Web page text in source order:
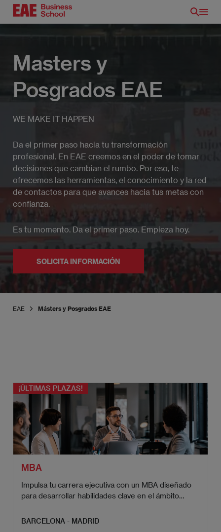
Pasar
ES
Masters y
Posgrados EAE
WE MAKE IT HAPPEN
Da el primer paso hacia tu transformación
profesional. En EAE creemos en el poder de tomar
decisiones que cambian el rumbo. Por eso, te
ofrecemos las herramientas, el conocimiento y la red
de contactos para que avances hacia tus metas con
confianza.
Es tu momento. Da el primer paso. Empieza hoy.
SOLICITA INFORMACIÓN
EAE Másters y Posgrados EAE
¡ÚLTIMAS PLAZAS!
MBA
Impulsa tu carrera ejecutiva con un MBA diseñado
para desarrollar habilidades clave en el ámbito
BARCELONA - MADRID